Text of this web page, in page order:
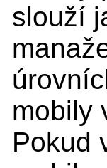
slouží
mobily
Pokud